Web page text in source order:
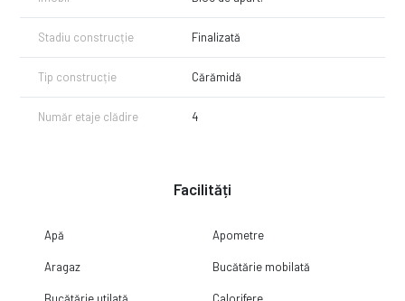
Stadiu construcție Finalizată
Tip construcție Cărămidă
Număr etaje clădire 4
Facilități
Apă Apometre
Aragaz Bucătărie mobilată